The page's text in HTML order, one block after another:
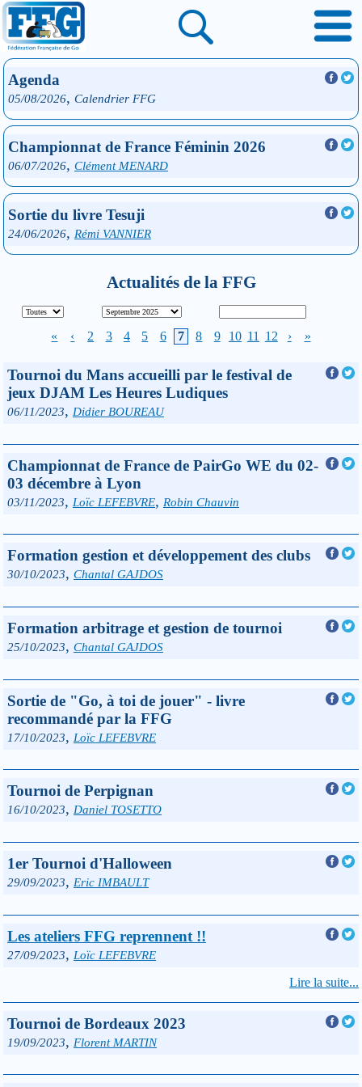
Agenda
05/08/2026, Calendrier FFG
Championnat de France Féminin 2026
06/07/2026, Clément MENARD
Sortie du livre Tesuji
24/06/2026, Rémi VANNIER
Actualités de la FFG
« ‹ 2 3 4 5 6 7 8 9 10 11 12 › »
Tournoi du Mans accueilli par le festival de
jeux DJAM Les Heures Ludiques
06/11/2023, Didier BOUREAU
Championnat de France de PairGo WE du 02-
03 décembre à Lyon
03/11/2023, Loïc LEFEBVRE, Robin Chauvin
Formation gestion et développement des clubs
30/10/2023, Chantal GAJDOS
Formation arbitrage et gestion de tournoi
25/10/2023, Chantal GAJDOS
Sortie de "Go, à toi de jouer" - livre
recommandé par la FFG
17/10/2023, Loïc LEFEBVRE
Tournoi de Perpignan
16/10/2023, Daniel TOSETTO
1er Tournoi d'Halloween
29/09/2023, Eric IMBAULT
Les ateliers FFG reprennent !!
27/09/2023, Loïc LEFEBVRE
Lire la suite...
Tournoi de Bordeaux 2023
19/09/2023, Florent MARTIN